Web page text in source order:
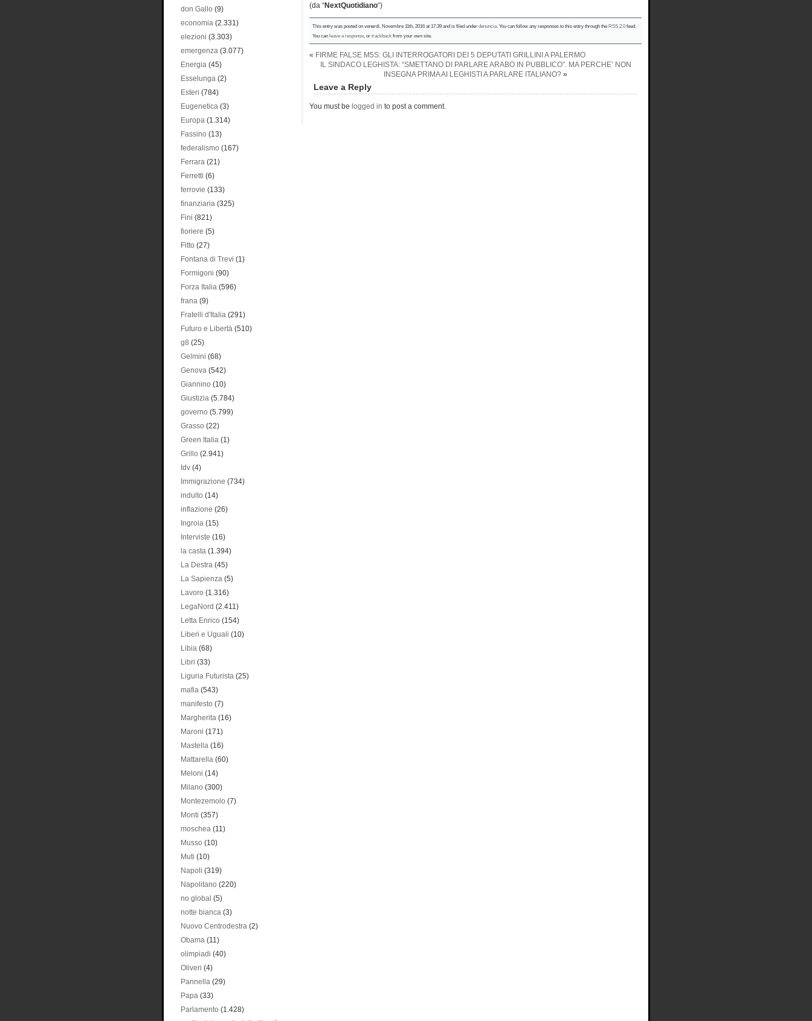
(da “NextQuotidiano“)
This entry was posted on venerdì, Novembre 11th, 2016 at 17:39 and is filed under denuncia . You can follow any responses to this entry through the RSS 2.0 feed.
You can leave a response , or trackback from your own site.
« FIRME FALSE M5S: GLI INTERROGATORI DEI 5 DEPUTATI GRILLINI A PALERMO
IL SINDACO LEGHISTA: “SMETTANO DI PARLARE ARABO IN PUBBLICO”. MA PERCHE’ NON
INSEGNA PRIMA AI LEGHISTI A PARLARE ITALIANO? »
Leave a Reply
You must be logged in to post a comment.
don Gallo (9)
economia (2.331)
elezioni (3.303)
emergenza (3.077)
Energia (45)
Esselunga (2)
Esteri (784)
Eugenetica (3)
Europa (1.314)
Fassino (13)
federalismo (167)
Ferrara (21)
Ferretti (6)
ferrovie (133)
finanziaria (325)
Fini (821)
fioriere (5)
Fitto (27)
Fontana di Trevi (1)
Formigoni (90)
Forza Italia (596)
frana (9)
Fratelli d'Italia (291)
Futuro e Libertà (510)
g8 (25)
Gelmini (68)
Genova (542)
Giannino (10)
Giustizia (5.784)
governo (5.799)
Grasso (22)
Green Italia (1)
Grillo (2.941)
Idv (4)
Immigrazione (734)
indulto (14)
inflazione (26)
Ingroia (15)
Interviste (16)
la casta (1.394)
La Destra (45)
La Sapienza (5)
Lavoro (1.316)
LegaNord (2.411)
Letta Enrico (154)
Liberi e Uguali (10)
Libia (68)
Libri (33)
Liguria Futurista (25)
mafia (543)
manifesto (7)
Margherita (16)
Maroni (171)
Mastella (16)
Mattarella (60)
Meloni (14)
Milano (300)
Montezemolo (7)
Monti (357)
moschea (11)
Musso (10)
Muti (10)
Napoli (319)
Napolitano (220)
no global (5)
notte bianca (3)
Nuovo Centrodestra (2)
Obama (11)
olimpiadi (40)
Oliveri (4)
Pannella (29)
Papa (33)
Parlamento (1.428)